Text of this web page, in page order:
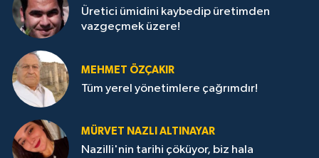
Üretici ümidini kaybedip üretimden
vazgeçmek üzere!
MEHMET ÖZÇAKIR
Tüm yerel yönetimlere çağrımdır!
MÜRVET NAZLI ALTINAYAR
Nazilli'nin tarihi çöküyor, biz hala